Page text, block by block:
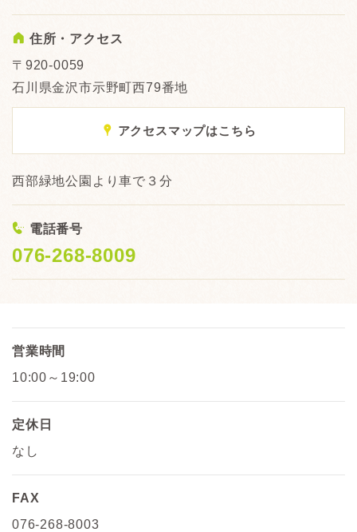
A 住所・アクセス
〒920-0059
石川県金沢市示野町西79番地
x アクセスマップはこちら
西部緑地公園より車で３分
< 電話番号
076-268-8009
営業時間
10:00～19:00
定休日
なし
FAX
076-268-8003